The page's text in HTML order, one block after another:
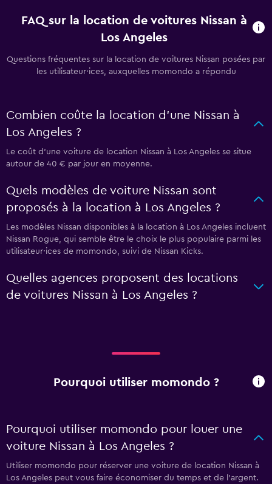
FAQ sur la location de voitures Nissan à
Los Angeles
Questions fréquentes sur la location de voitures Nissan posées par
les utilisateur·ices, auxquelles momondo a répondu
Combien coûte la location d'une Nissan à
Los Angeles ?
Le coût d'une voiture de location Nissan à Los Angeles se situe
autour de 40 € par jour en moyenne.
Quels modèles de voiture Nissan sont
proposés à la location à Los Angeles ?
Les modèles Nissan disponibles à la location à Los Angeles incluent
Nissan Rogue, qui semble être le choix le plus populaire parmi les
utilisateur·ices de momondo, suivi de Nissan Kicks.
Quelles agences proposent des locations
de voitures Nissan à Los Angeles ?
Pourquoi utiliser momondo ?
Pourquoi utiliser momondo pour louer une
voiture Nissan à Los Angeles ?
Utiliser momondo pour réserver une voiture de location Nissan à
Los Angeles peut vous faire économiser du temps et de l'argent.